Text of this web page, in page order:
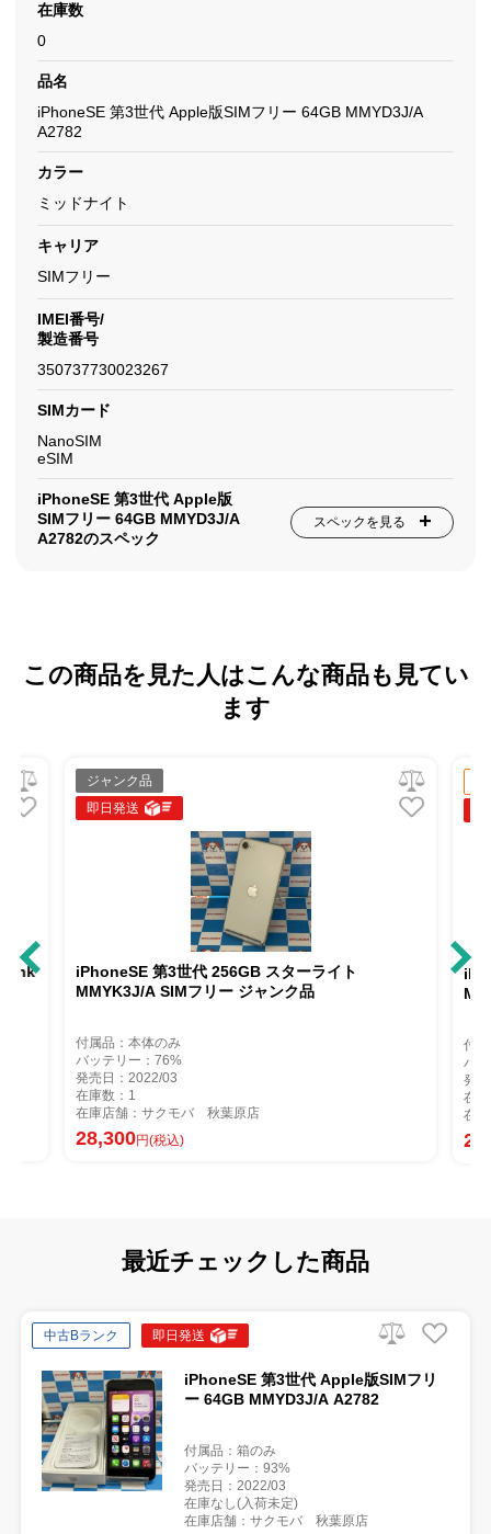
在庫数
0
品名
iPhoneSE 第3世代 Apple版SIMフリー 64GB MMYD3J/A
A2782
カラー
ミッドナイト
キャリア
SIMフリー
IMEI番号/
製造番号
350737730023267
SIMカード
NanoSIM
eSIM
iPhoneSE 第3世代 Apple版
SIMフリー 64GB MMYD3J/A
A2782のスペック
スペックを見る
この商品を見た人はこんな商品も見てい
ます
ジャンク品
即日発送
iPhoneSE 第3世代 256GB スターライト
MMYK3J/A SIMフリー ジャンク品
付属品：本体のみ
バッテリー：76%
発売日：2022/03
在庫数：1
在庫店舗：サクモバ 秋葉原店
28,300円(税込)
付
バ
発
在
在
最近チェックした商品
中古Bランク 即日発送
iPhoneSE 第3世代 Apple版SIMフリ
ー 64GB MMYD3J/A A2782
付属品：箱のみ
バッテリー：93%
発売日：2022/03
在庫なし(入荷未定)
在庫店舗：サクモバ 秋葉原店